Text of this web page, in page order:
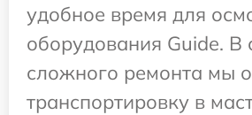
удобное время для
оборудования Guide. В
сложного ремонта мы
транспортировку в